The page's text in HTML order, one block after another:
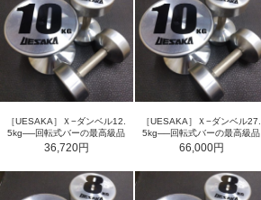
［UESAKA］Ｘ−ダンベル12.
5kg──回転式バーの最高級品
36,720円
［UESAKA］Ｘ−ダンベル27.
5kg──回転式バーの最高級品
66,000円